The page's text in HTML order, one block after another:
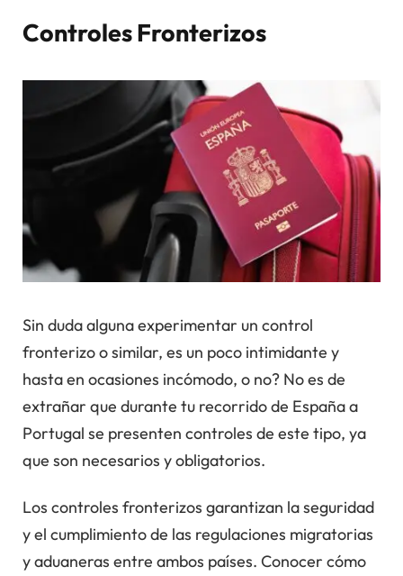
Controles Fronterizos
Sin duda alguna experimentar un control
fronterizo o similar, es un poco intimidante y
hasta en ocasiones incómodo, o no? No es de
extrañar que durante tu recorrido de España a
Portugal se presenten controles de este tipo, ya
que son necesarios y obligatorios.
Los controles fronterizos garantizan la seguridad
y el cumplimiento de las regulaciones migratorias
y aduaneras entre ambos países. Conocer cómo